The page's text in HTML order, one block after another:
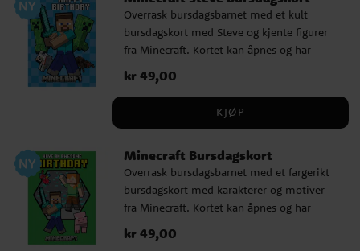
A5-format med ca. 200 linjerte sider ✔️
Fargerikt design med Minecraft-figurer og
TNT-motiv ✔️ Offisielt lisensiert produkt
Overrask bursdagsbarnet med et kult
bursdagskort med Steve og kjente figurer
fra Minecraft. Kortet kan åpnes og har
plass til en personlig hilsen på innsiden.
En hvit konvolutt følger med. ✓ Kan åpnes
følger med ✓ Størrelse: 17 x 12 cm
Pris:kr 49,00
kr 49,00
KJØP
Minecraft Bursdagskort
Overrask bursdagsbarnet med et fargerikt
bursdagskort med karakterer og motiver
fra Minecraft. Kortet kan åpnes og har
plass til en personlig hilsen på innsiden.
En hvit konvolutt følger med. ✓ Kan åpnes
Pris:kr 49,00
kr 49,00